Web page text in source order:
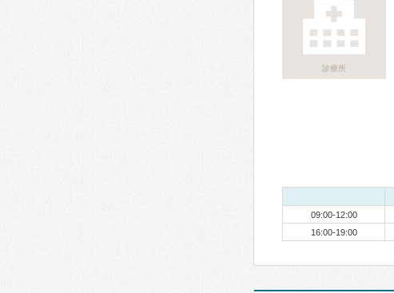
診療所
09:00-12:00
16:00-19:00